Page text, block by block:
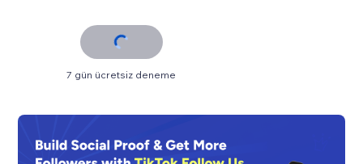
7 gün ücretsiz deneme